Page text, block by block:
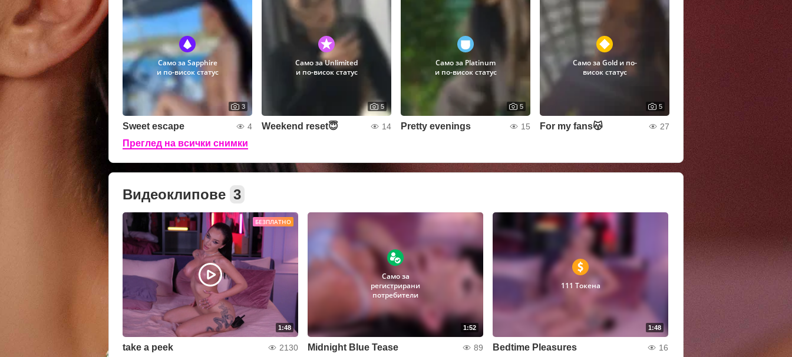
Само за Sapphire
и по-висок статус
3
Sweet escape 4
Само за Unlimited
и по-висок статус
5
Weekend reset😇 14
Само за Platinum
и по-висок статус
5
Pretty evenings 15
Само за Gold и по-
висок статус
5
For my fans😽 27
Преглед на всички снимки
Видеоклипове 3
БЕЗПЛАТНО
1:48
take a peek 2130
1:52
Само за
регистрирани
потребители
Midnight Blue Tease 89
1:48
111 Токена
Bedtime Pleasures 16